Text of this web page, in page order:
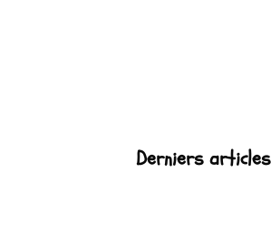
Derniers articles